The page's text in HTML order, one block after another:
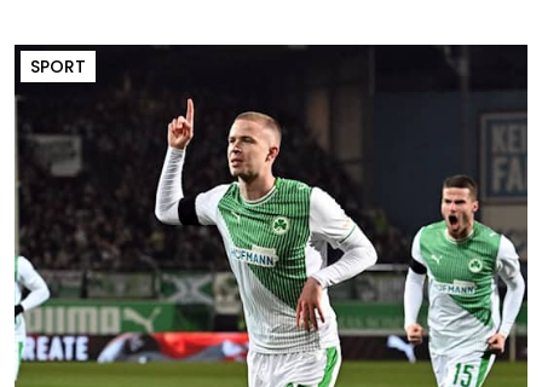
SPORT